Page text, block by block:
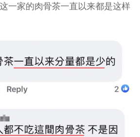
一家的肉骨茶一直以来都是这样